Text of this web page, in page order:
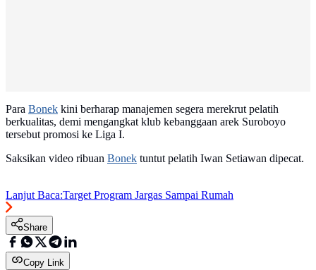
Para Bonek kini berharap manajemen segera merekrut pelatih
berkualitas, demi mengangkat klub kebanggaan arek Suroboyo
tersebut promosi ke Liga I.
Saksikan video ribuan Bonek tuntut pelatih Iwan Setiawan dipecat.
Lanjut Baca:Target Program Jargas Sampai Rumah
Share
Copy Link